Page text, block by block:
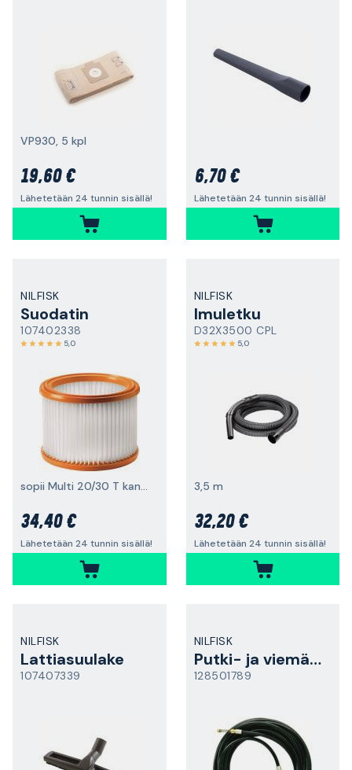
VP930, 5 kpl
19,60 €
Lähetetään 24 tunnin sisällä!
6,70 €
Lähetetään 24 tunnin sisällä!
NILFISK
Suodatin
107402338
5,0
sopii Multi 20/30 T kanssa
34,40 €
Lähetetään 24 tunnin sisällä!
NILFISK
Imuletku
D32X3500 CPL
5,0
3,5 m
32,20 €
Lähetetään 24 tunnin sisällä!
NILFISK
Lattiasuulake
107407339
NILFISK
Putki- ja viemärinavausletku
128501789